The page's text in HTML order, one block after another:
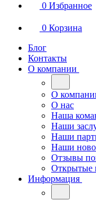
0 Избранное
0 Корзина
Блог
Контакты
О компании
О
О нас
Наша
Наши
Наши
Наши
Отзывы
Открытые
Информация